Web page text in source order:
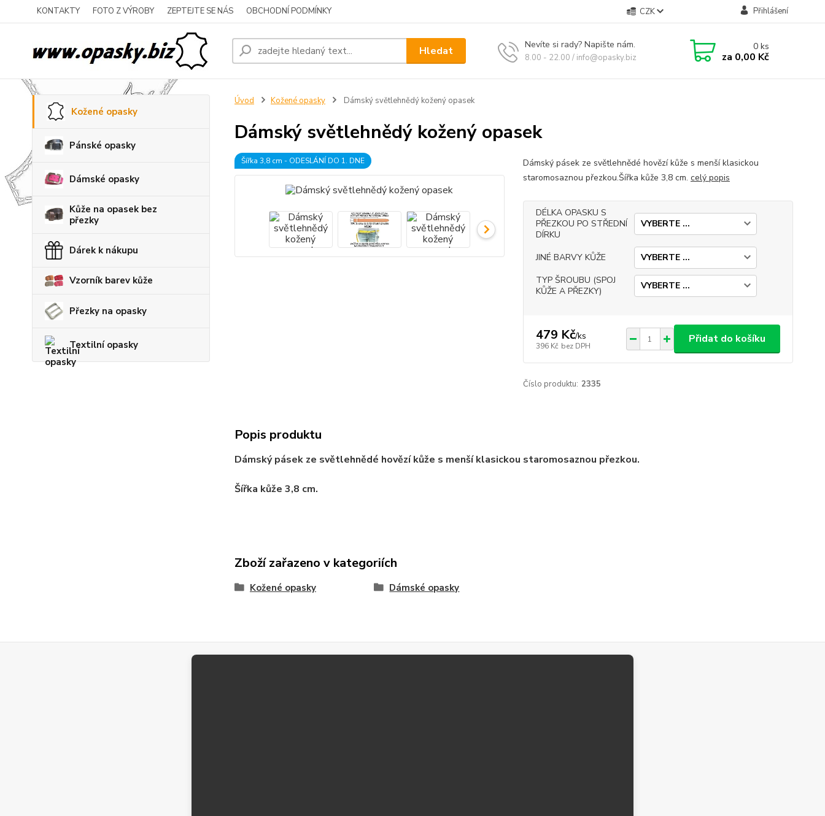
KONTAKTY FOTO Z VÝROBY ZEPTEJTE SE NÁS OBCHODNÍ PODMÍNKY CZK Přihlášení
Hledat Nevíte si rady? Napište nám.
8.00 - 22.00 / info@opasky.biz
0ks
za 0,00 Kč
Kožené opasky
Pánské opasky
Dámské opasky
Kůže na opasek bez
přezky
Dárek k nákupu
Vzorník barev kůže
Přezky na opasky
Textilní opasky
Úvod Kožené opasky Dámský světlehnědý kožený opasek
Dámský světlehnědý kožený opasek
Šířka 3,8 cm - ODESLÁNÍ DO 1. DNE
Dámský pásek ze světlehnědé hovězí kůže s menší klasickou
staromosaznou přezkou.Šířka kůže 3,8 cm. celý popis
DÉLKA OPASKU S
PŘEZKOU PO STŘEDNÍ
DÍRKU
JINÉ BARVY KŮŽE
TYP ŠROUBU (SPOJ
KŮŽE A PŘEZKY)
479 Kč/ks
396 Kč bez DPH
Přidat do košíku
Číslo produktu: 2335
Popis produktu
Dámský pásek ze světlehnědé hovězí kůže s menší klasickou staromosaznou přezkou.
Šířka kůže 3,8 cm.
Zboží zařazeno v kategoriích
Kožené opasky Dámské opasky